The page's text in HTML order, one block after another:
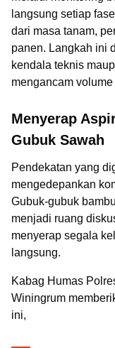
langsung setiap
dari masa tanam,
panen. Langkah ini
kendala teknis
mengancam
Menyerap
Gubuk Sawah
Pendekatan yang
mengedepankan
Gubuk-gubuk
menjadi ruang
menyerap segala
langsung.
Kabag Humas
Winingrum
ini,